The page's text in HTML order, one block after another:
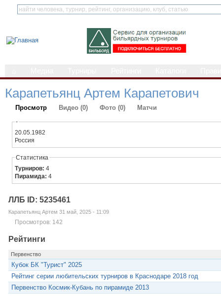
Карапетьянц Артем Карапетович
Просмотр Видео (0) Фото (0) Матчи
-
20.05.1982
Россия
Статистика
Турниров:4
Пирамида:4
ЛЛБ ID: 5235461
Карапетьянц Артем 31 май, 2025 - 11:09
Просмотров: 142
Рейтинги
Первенство
Кубок БК "Турист" 2025
Рейтинг серии любительских турниров в Краснодаре 2018 год
Первенство Космик-Кубань по пирамиде 2013